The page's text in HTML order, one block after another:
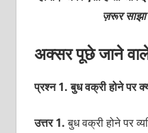
ज़रूर
अक्सर पूछे जाने
प्रश्न 1. बुध वक्री होने पर
उत्तर 1.बुध वक्री होने पर